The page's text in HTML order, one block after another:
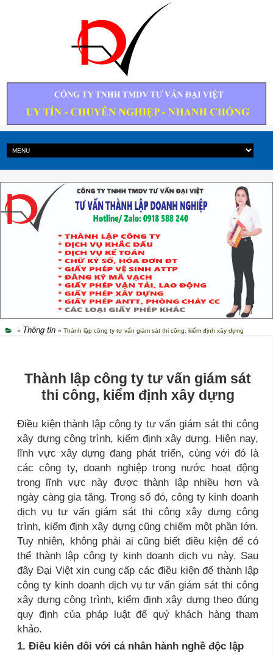
» Thông tin » Thành lập công ty tư vấn giám sát thi công, kiểm định xây dựng
Thành lập công ty tư vấn giám sát
thi công, kiểm định xây dựng
Điều kiện thành lập công ty tư vấn giám sát thi công
xây dựng công trình, kiểm định xây dựng. Hiện nay,
lĩnh vực xây dựng đang phát triển, cùng với đó là
các công ty, doanh nghiệp trong nước hoạt động
trong lĩnh vực này được thành lập nhiều hơn và
ngày càng gia tăng. Trong số đó, công ty kinh doanh
dịch vụ tư vấn giám sát thi công xây dựng công
trình, kiểm định xây dựng cũng chiếm một phần lớn.
Tuy nhiên, không phải ai cũng biết điều kiện để có
thể thành lập công ty kinh doanh dịch vụ này. Sau
đây Đại Việt xin cung cấp các điều kiện để thành lập
công ty kinh doanh dịch vụ tư vấn giám sát thi công
xây dựng công trình, kiểm định xây dựng theo đúng
quy định của pháp luật để quý khách hàng tham
khảo.
1. Điều kiên đối với cá nhân hành nghề độc lập